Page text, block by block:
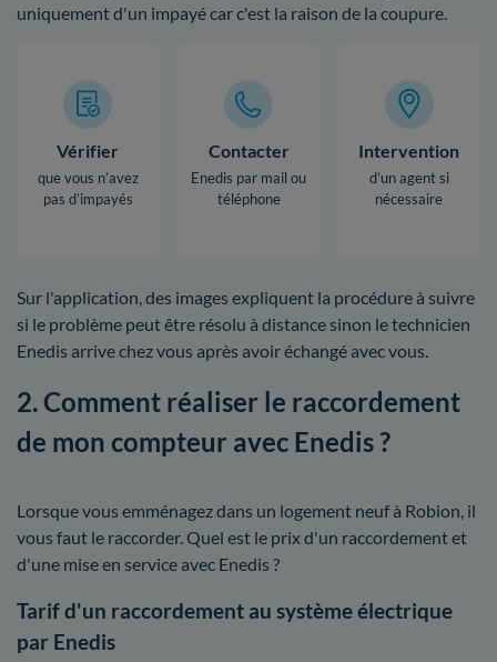
uniquement d'un impayé car c'est la raison de la coupure.
Vérifier
que vous n’avez
pas d’impayés
Contacter
Enedis par mail ou
téléphone
Intervention
d’un agent si
nécessaire
Sur l'application, des images expliquent la procédure à suivre
si le problème peut être résolu à distance sinon le technicien
Enedis arrive chez vous après avoir échangé avec vous.
2. Comment réaliser le raccordement
de mon compteur avec Enedis ?
Lorsque vous emménagez dans un logement neuf à Robion, il
vous faut le raccorder. Quel est le prix d'un raccordement et
d'une mise en service avec Enedis ?
Tarif d'un raccordement au système électrique
par Enedis